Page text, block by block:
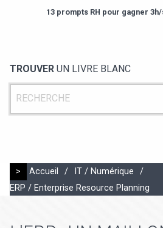
13 prompts RH pour gagner
TROUVER UN LIVRE BLANC
> Accueil / IT / Numérique
/
ERP / Enterprise Resource Planning